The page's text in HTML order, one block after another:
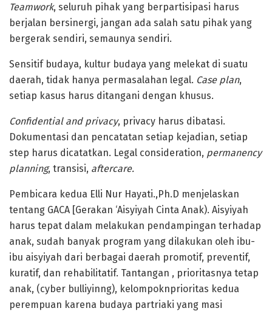
Teamwork, seluruh pihak yang berpartisipasi harus
berjalan bersinergi, jangan ada salah satu pihak yang
bergerak sendiri, semaunya sendiri.
Sensitif budaya, kultur budaya yang melekat di suatu
daerah, tidak hanya permasalahan legal. Case plan,
setiap kasus harus ditangani dengan khusus.
Confidential and privacy, privacy harus dibatasi.
Dokumentasi dan pencatatan setiap kejadian, setiap
step harus dicatatkan. Legal consideration, permanency
planning, transisi, aftercare.
Pembicara kedua Elli Nur Hayati.,Ph.D menjelaskan
tentang GACA [Gerakan ‘Aisyiyah Cinta Anak). Aisyiyah
harus tepat dalam melakukan pendampingan terhadap
anak, sudah banyak program yang dilakukan oleh ibu-
ibu aisyiyah dari berbagai daerah promotif, preventif,
kuratif, dan rehabilitatif. Tantangan , prioritasnya tetap
anak, (cyber bulliyinng), kelompoknprioritas kedua
perempuan karena budaya partriaki yang masi